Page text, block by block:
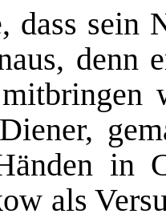
dass sein
denn
in
als